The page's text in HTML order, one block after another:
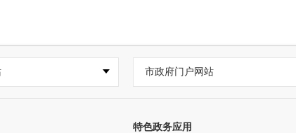
市政府门户网站
特色政务应用